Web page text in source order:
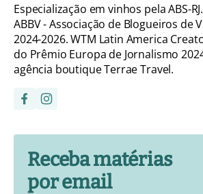
Especialização em vinhos pela ABS-
ABBV - Associação de Blogueiros de
2024-2026. WTM Latin America
do Prêmio Europa de Jornalismo
agência boutique Terrae Travel.
Receba matérias
por email